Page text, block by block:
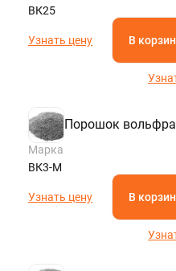
ВК25
Узнать цену В
Порошок
Марка
ВК3-М
Узнать цену В